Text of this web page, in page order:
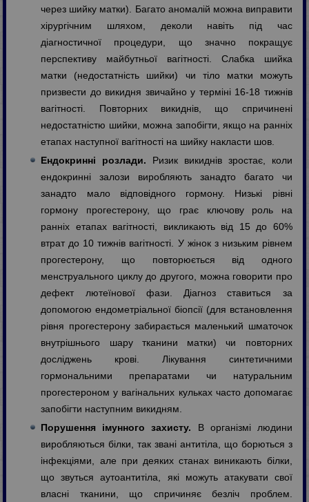
через шийку матки). Багато аномалій можна виправити
хірургічним шляхом, деколи навіть під час
діагностичної процедури, що значно покращує
перспективу майбутньої вагітності. Слабка шийка
матки (недостатність шийки) чи тіло матки можуть
призвести до викидня звичайно у терміні 16-18 тижнів
вагітності. Повторних викиднів, що спричинені
недостатністю шийки, можна запобігти, якщо на ранніх
етапах наступної вагітності на шийку накласти шов.
Ендокринні розлади. Ризик викиднів зростає, коли
ендокринні залози виробляють занадто багато чи
занадто мало відповідного гормону. Низькі рівні
гормону прогестерону, що грає ключову роль на
ранніх етапах вагітності, викликають від 15 до 60%
втрат до 10 тижнів вагітності. У жінок з низьким рівнем
прогестерону, що повторюється від одного
менструального циклу до другого, можна говорити про
дефект лютеїнової фази. Діагноз ставиться за
допомогою ендометріальної біопсії (для встановлення
рівня прогестерону забирається маленький шматочок
внутрішнього шару тканини матки) чи повторних
досліджень крові. Лікування синтетичними
гормональними препаратами чи натуральним
прогестероном у вагінальних кульках часто допомагає
запобігти наступним викидням.
Порушення імунного захисту. В організмі людини
виробляються білки, так звані антитіла, що борються з
інфекціями, але при деяких станах виникають білки,
що звуться аутоантитіла, які можуть атакувати свої
власні тканини, що спричиняє безліч проблем.